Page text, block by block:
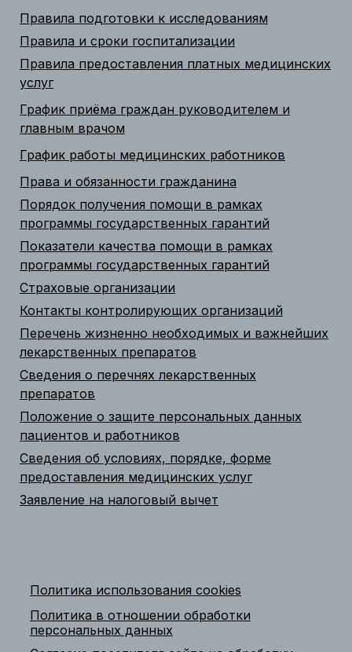
Правила подготовки к исследованиям
Правила и сроки госпитализации
Правила предоставления платных медицинских
услуг
График приёма граждан руководителем и
главным врачом
График работы медицинских работников
Права и обязанности гражданина
Порядок получения помощи в рамках
программы государственных гарантий
Показатели качества помощи в рамках
программы государственных гарантий
Страховые организации
Контакты контролирующих организаций
Перечень жизненно необходимых и важнейших
лекарственных препаратов
Сведения о перечнях лекарственных
препаратов
Положение о защите персональных данных
пациентов и работников
Сведения об условиях, порядке, форме
предоставления медицинских услуг
Заявление на налоговый вычет
Политика использования cookies
Политика в отношении обработки
персональных данных